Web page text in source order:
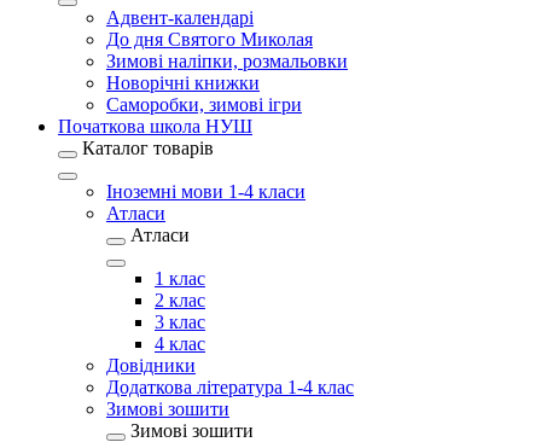
Адвент-календарі
До дня Святого Миколая
Зимові наліпки, розмальовки
Новорічні книжки
Саморобки, зимові ігри
Початкова школа НУШ
Каталог товарів
Іноземні мови 1-4 класи
Атласи
Атласи
1 клас
2 клас
3 клас
4 клас
Довідники
Додаткова література 1-4 клас
Зимові зошити
Зимові зошити